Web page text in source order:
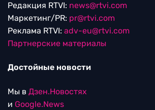
Редакция RTVI: news@rtvi.com
Маркетинг/PR: pr@rtvi.com
Реклама RTVI: adv-eu@rtvi.com
Партнерские материалы
Достойные новости
Мы в Дзен.Новостях
и Google.News